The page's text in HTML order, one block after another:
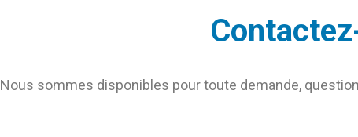
Nous sommes disponibles pour toute demande,